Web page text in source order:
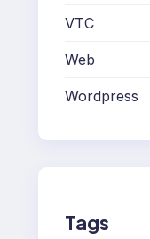
VTC
Web
Wordpress
Tags